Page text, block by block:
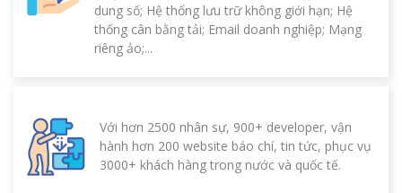
dung số; Hệ thống lưu trữ không giới hạn; Hệ
thống cân bằng tải; Email doanh nghiệp; Mạng
riêng ảo;...
Với hơn 2500 nhân sự, 900+ developer, vận
hành hơn 200 website báo chí, tin tức, phục vụ
3000+ khách hàng trong nước và quốc tế.